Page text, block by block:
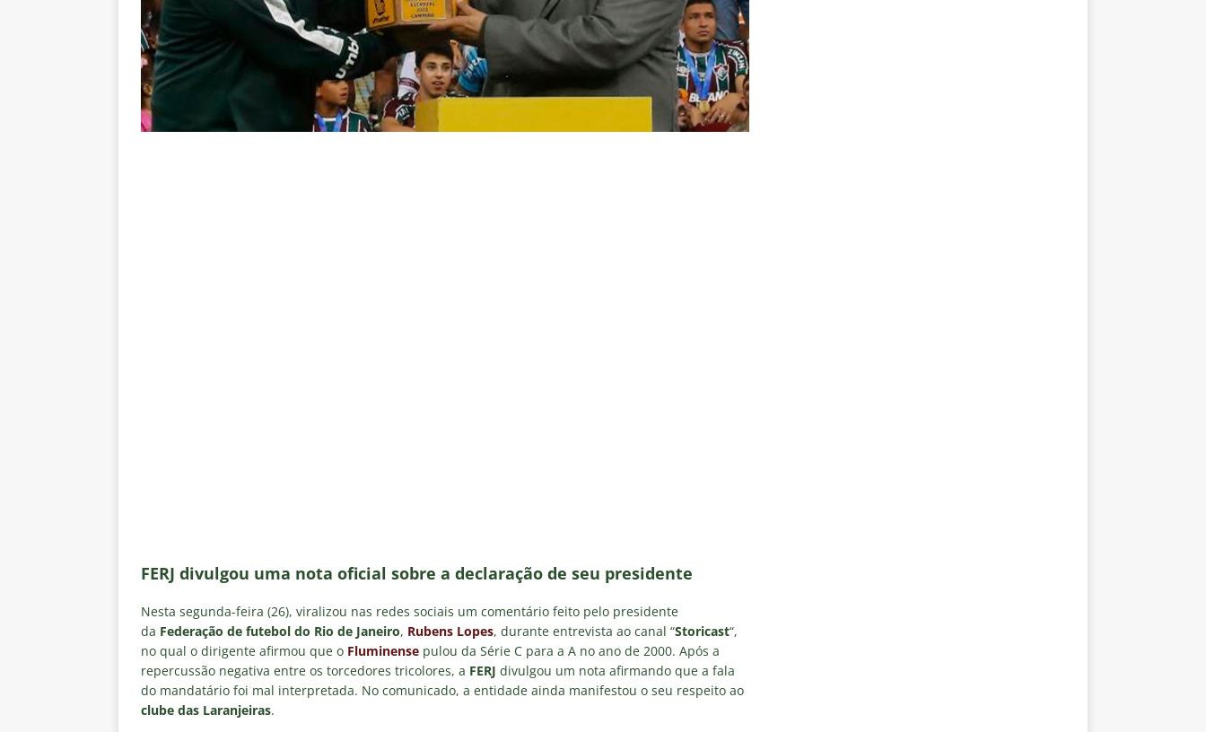
Estatísticas
DICAS DE APOSTAS
[ 5 de agosto de 2026 ] ALERTA GERAL! Maracanã vai lotar na Copa do Brasil: CET-Rio monta
megaoperação e antecipa bloqueios para Fluminense x Vasco
NOTÍCIAS
[ 5 de agosto de 2026 ] Dia de Caldeirão e Decisão! Fluminense encara o Vasco no Maracanã por
vaga nas quartas de final da Copa do Brasil: veja a análise completa
NOTÍCIAS
Hércules, do Fluminense, entra na mira do Zenit, da Rússia
[ 4 de agosto de 2026 ] Provável escalação: Vasco terá mudanças para enfrentar o Fluminense
NOTÍCIAS
FERJ divulgou uma nota oficial sobre a declaração de seu presidente
Nesta segunda-feira (26), viralizou nas redes sociais um comentário feito pelo presidente
da Federação de futebol do Rio de Janeiro, Rubens Lopes, durante entrevista ao canal “Storicast“,
no qual o dirigente afirmou que o Fluminense pulou da Série C para a A no ano de 2000. Após a
repercussão negativa entre os torcedores tricolores, a FERJ divulgou um nota afirmando que a fala
do mandatário foi mal interpretada. No comunicado, a entidade ainda manifestou o seu respeito ao
clube das Laranjeiras.